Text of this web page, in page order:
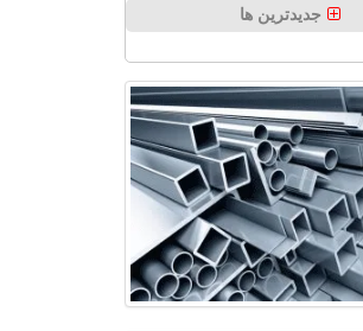
جدیدترین ها